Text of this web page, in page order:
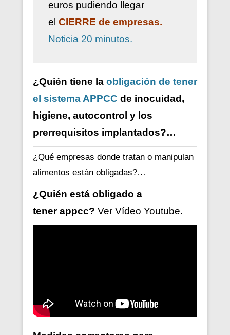
euros pudiendo llegar
el CIERRE de empresas.
Noticia 20 minutos.
¿Quién tiene la obligación de tener
el sistema APPCC de inocuidad,
higiene, autocontrol y los
prerrequisitos implantados?…
¿Qué empresas donde tratan o manipulan
alimentos están obligadas?…
¿Quién está obligado a
tenerappcc? Ver Vídeo Youtube.